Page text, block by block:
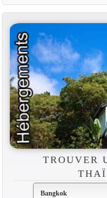
TROUVER